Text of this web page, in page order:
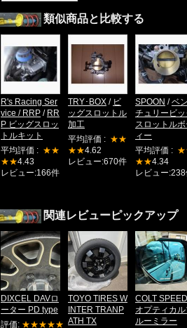
類似商品と比較する
R's Racing Ser
vice / RRP / RR
P ビッグスロッ
トルキット
平均評価 : ★★
★★4.43
レビュー:166件
TRY･BOX / ビ
ッグスロットル
加工
平均評価 : ★★
★★4.62
レビュー:670件
SPOON /ベン
チュリービッ
スロットル
ィー
平均評価 :
★★4.34
レビュー
関連レビューピックアップ
DIXCEL DAVロ
ーター PD type
評価: ★★★★★
TOYO TIRES W
INTER TRANP
ATH TX
COLT SPEED
オプティカ
ルーミラー